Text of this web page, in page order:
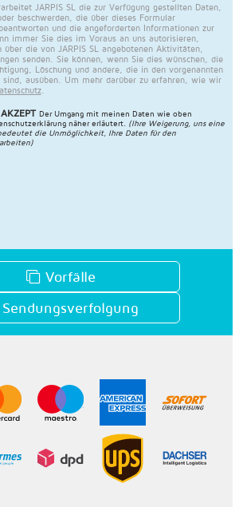
JARPIS SL die zur Verfügung gestellten Daten,
beschwerden, die über dieses Formular
und die angeforderten Informationen zur
immer Sie dies im Voraus an uns autorisieren,
die von JARPIS SL angebotenen Aktivitäten,
senden. Sie können, wenn Sie dies wünschen, die
Löschung und andere, die in den vorgenannten
sind, ausüben. Um mehr darüber zu erfahren, wie wir
.
Der Umgang mit meinen Daten wie oben
näher erläutert. (Ihre Weigerung, uns eine
die Unmöglichkeit, Ihre Daten für den
Vorfälle